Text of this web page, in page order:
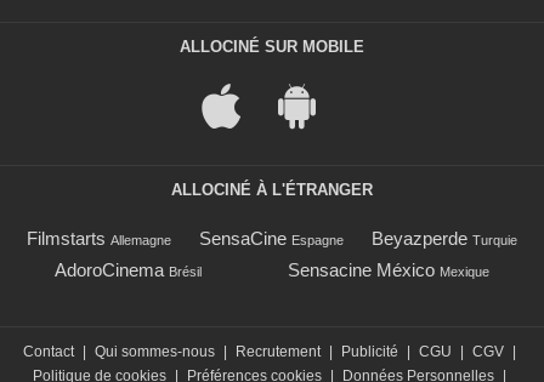
ALLOCINÉ SUR MOBILE
ALLOCINÉ À L'ÉTRANGER
Filmstarts Allemagne SensaCine Espagne Beyazperde Turquie
AdoroCinema Brésil Sensacine México Mexique
Contact Qui sommes-nous Recrutement Publicité CGU CGV
Politique de cookies
Préférences cookies Données Personnelles